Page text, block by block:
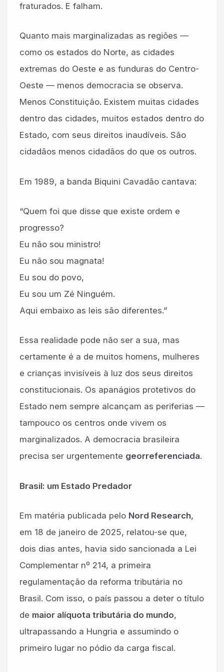
fraturados. E falham.
Quanto mais marginalizadas as regiões —
como os estados do Norte, as cidades
extremas do Oeste e as funduras do Centro-
Oeste — menos democracia se observa.
Menos Constituição. Existem muitas cidades
dentro das cidades, muitos estados dentro do
Estado, com seus direitos inaudíveis. São
cidadãos menos cidadãos do que os outros.
Em 1989, a banda Biquini Cavadão cantava:
“Quem foi que disse que existe ordem e
progresso?
Eu não sou ministro!
Eu não sou magnata!
Eu sou do povo,
Eu sou um Zé Ninguém.
Aqui embaixo as leis são diferentes.”
Essa realidade pode não ser a sua, mas
certamente é a de muitos homens, mulheres
e crianças invisíveis à luz dos seus direitos
constitucionais. Os apanágios protetivos do
Estado nem sempre alcançam as periferias —
tampouco os centros onde vivem os
marginalizados. A democracia brasileira
precisa ser urgentemente georreferenciada.
Brasil: um Estado Predador
Em matéria publicada pelo Nord Research,
em 18 de janeiro de 2025, relatou-se que,
dois dias antes, havia sido sancionada a Lei
Complementar nº 214, a primeira
regulamentação da reforma tributária no
Brasil. Com isso, o país passou a deter o título
de maior alíquota tributária do mundo,
ultrapassando a Hungria e assumindo o
primeiro lugar no pódio da carga fiscal.